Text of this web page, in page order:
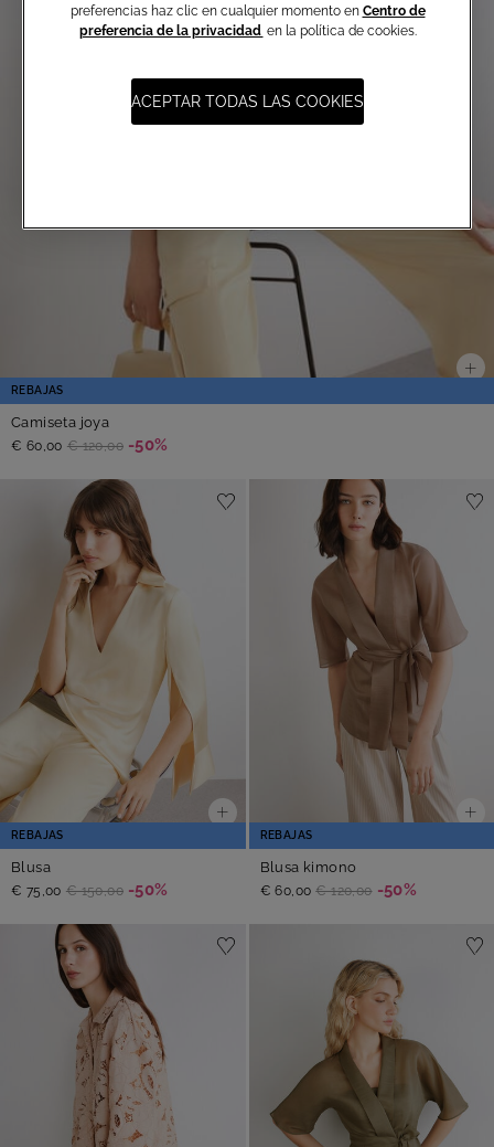
REBAJAS
Camiseta joya
€ 60,00 € 120,00 -50%
REBAJAS
Blusa
€ 75,00 € 150,00 -50%
REBAJAS
Blusa kimono
€ 60,00 € 120,00 -50%
preferencias haz clic en cualquier momento en Centro de
preferencia de la privacidad en la política de cookies.
ACEPTAR TODAS LAS COOKIES